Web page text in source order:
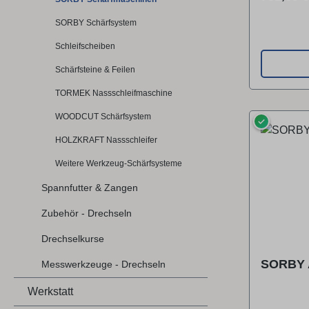
SORBY Schärfsystem
Schleifscheiben
Schärfsteine & Feilen
TORMEK Nassschleifmaschine
WOODCUT Schärfsystem
HOLZKRAFT Nassschleifer
Weitere Werkzeug-Schärfsysteme
Spannfutter & Zangen
Zubehör - Drechseln
Drechselkurse
Messwerkzeuge - Drechseln
Werkstatt
und
System
ein. Die
✓